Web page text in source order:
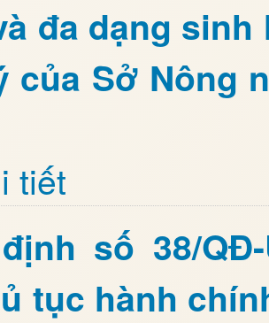
đa dạng
của Sở Nông
tiết
số 38/
tục hành